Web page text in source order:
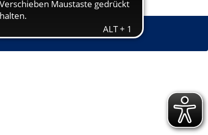
Grundbildung Jugendkunstschule